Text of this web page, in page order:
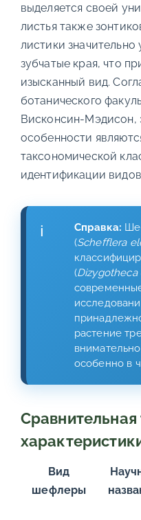
выделяется своей
листья также
листики
зубчатые края, что
изысканный вид.
ботанического
Висконсин-Мэдисон,
особенности
таксономической
идентификации
Справка:
(Schefflera
(Dizygotheca
растение
особенно в
Сравнительная
Вид
шефлеры